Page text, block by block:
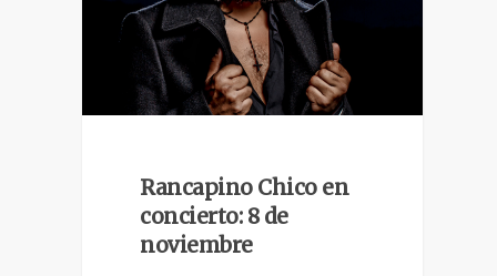
Rancapino Chico en
concierto: 8 de
noviembre